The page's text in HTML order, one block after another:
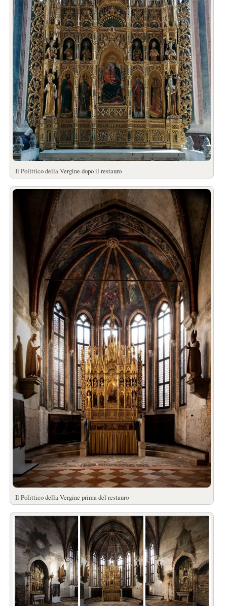
Il Polittico della Vergine dopo il restauro
Il Polittico della Vergine prima del restauro